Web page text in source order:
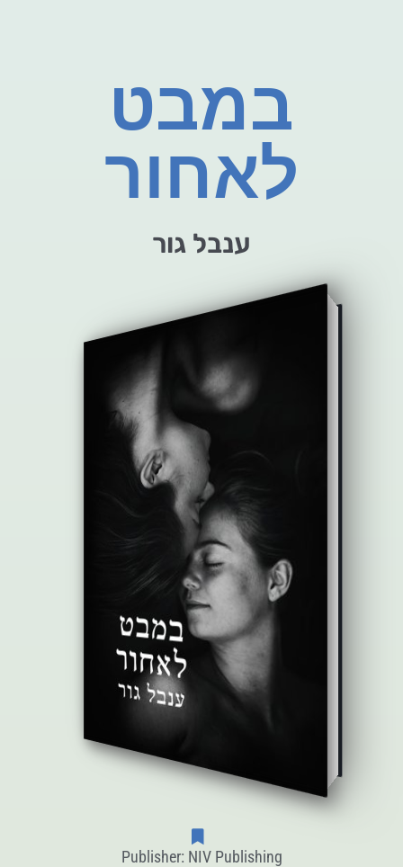
במבט
לאחור
ענבל גור
Publisher: NIV Publishing